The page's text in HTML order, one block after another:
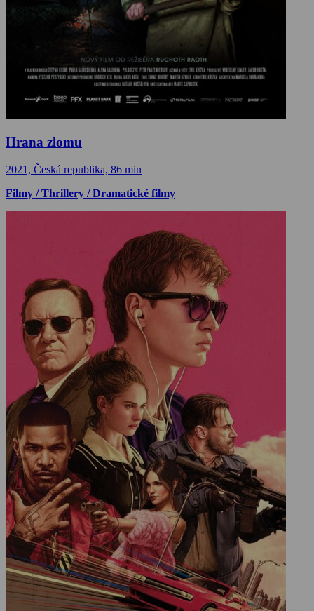
Hrana zlomu
2021, Česká republika, 86 min
Filmy / Thrillery / Dramatické filmy